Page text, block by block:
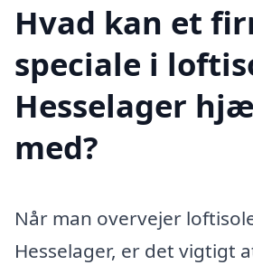
Hvad kan et
speciale i
Hesselager
med?
Når man overvejer
Hesselager, er det vigtigt